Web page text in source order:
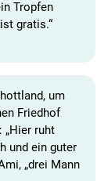
Tropfen
gratis.“
um
Friedhof
„Hier ruht
und ein guter
„drei Mann